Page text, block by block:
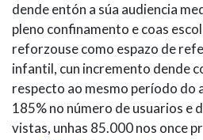
dende entón a súa audiencia
pleno confinamento e coas
reforzouse como espazo de
infantil, cun incremento dende
respecto ao mesmo período do
185% no número de usuarios e
vistas, unhas 85.000 nos once